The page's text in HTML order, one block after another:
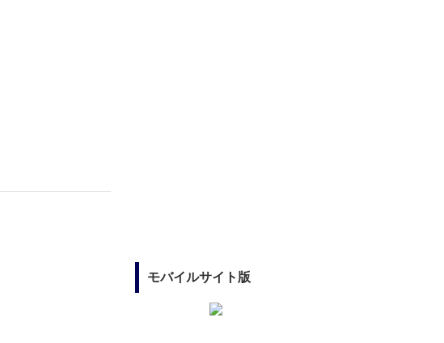
モバイルサイト版